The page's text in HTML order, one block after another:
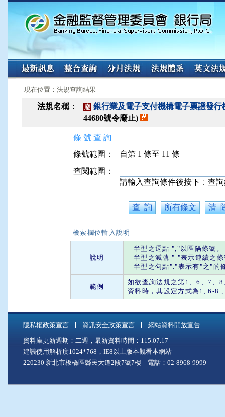
:::
現在位置：法規查詢結果
法規名稱： 廢 銀行業及電子支付機構電子票證發
44680號令廢止)
條 號 查 詢
條號範圍：
自第 1 條至 11 條
查閱範圍：
請輸入查詢條件後按下﹝查
檢索欄位輸入說明
說明
半型之 逗點 ","以區隔條號。
半型之 減號 "-"表示連續之
半型之 句點"."表示有"之"的
範例
如欲查詢法規之第1、6、7、
資料時，其設定方式為1, 6-8
隱私權政策宣言 資訊安全政策宣言 網站資料開放宣告
資料庫更新週期：二週，最新資料時間：115.07.17
建議使用解析度1024*768，IE8以上版本觀看本網站
220230 新北市板橋區縣民大道2段7號7樓 電話：02-8968-9999